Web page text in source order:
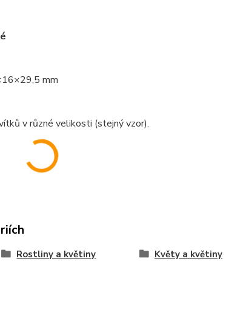
mm
v různé velikosti (stejný vzor).
Rostliny a květiny Květy a květiny